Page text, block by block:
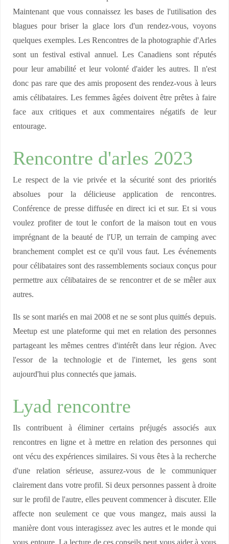
Maintenant que vous connaissez les bases de l'utilisation des
blagues pour briser la glace lors d'un rendez-vous, voyons
quelques exemples. Les Rencontres de la photographie d'Arles
sont un festival estival annuel. Les Canadiens sont réputés
pour leur amabilité et leur volonté d'aider les autres. Il n'est
donc pas rare que des amis proposent des rendez-vous à leurs
amis célibataires. Les femmes âgées doivent être prêtes à faire
face aux critiques et aux commentaires négatifs de leur
entourage.
Rencontre d'arles 2023
Le respect de la vie privée et la sécurité sont des priorités
absolues pour la délicieuse application de rencontres.
Conférence de presse diffusée en direct ici et sur. Et si vous
voulez profiter de tout le confort de la maison tout en vous
imprégnant de la beauté de l'UP, un terrain de camping avec
branchement complet est ce qu'il vous faut. Les événements
pour célibataires sont des rassemblements sociaux conçus pour
permettre aux célibataires de se rencontrer et de se mêler aux
autres.
Ils se sont mariés en mai 2008 et ne se sont plus quittés depuis.
Meetup est une plateforme qui met en relation des personnes
partageant les mêmes centres d'intérêt dans leur région. Avec
l'essor de la technologie et de l'internet, les gens sont
aujourd'hui plus connectés que jamais.
Lyad rencontre
Ils contribuent à éliminer certains préjugés associés aux
rencontres en ligne et à mettre en relation des personnes qui
ont vécu des expériences similaires. Si vous êtes à la recherche
d'une relation sérieuse, assurez-vous de le communiquer
clairement dans votre profil. Si deux personnes passent à droite
sur le profil de l'autre, elles peuvent commencer à discuter. Elle
affecte non seulement ce que vous mangez, mais aussi la
manière dont vous interagissez avec les autres et le monde qui